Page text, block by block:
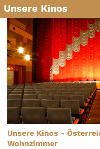
Unsere Kinos
Unsere Kinos -
Wohnzimmer